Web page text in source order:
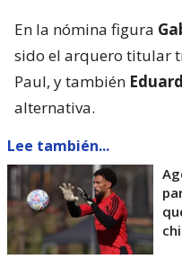
En la nómina figura
sido el arquero titular
Paul, y también
alternativa.
Lee también...